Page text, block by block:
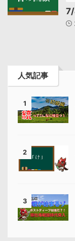
7/
人気記事
1
2
3